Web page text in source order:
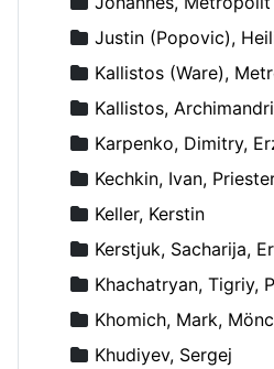
Justin (Popovic),
Kallistos (Ware),
Kallistos,
Karpenko, Dimitry,
Kechkin, Ivan,
Keller, Kerstin
Kerstjuk, Sacharija,
Khachatryan, Tigriy,
Khomich, Mark,
Khudiyev, Sergej